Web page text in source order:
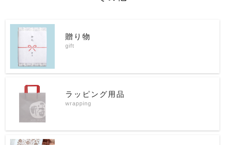
贈り物
gift
ラッピング用品
wrapping